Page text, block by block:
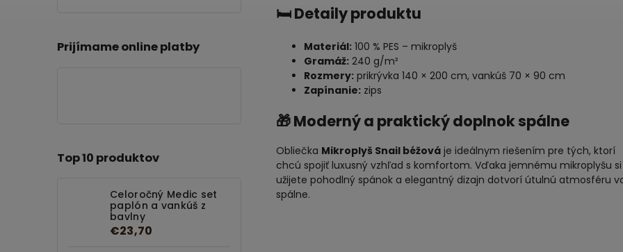
Prijímame online platby
Top 10 produktov
Celoročný Medic set
paplón a vankúš z
bavlny
€23,70
🛏 Detaily produktu
Materiál: 100 % PES – mikroplyš
Gramáž: 240 g/m²
Rozmery: prikrývka 140 × 200 cm, vankúš 70 × 90 cm
Zapínanie: zips
🎁 Moderný a praktický doplnok spálne
Obliečka Mikroplyš Snail béžová je ideálnym riešením pre tých, ktorí
chcú spojiť luxusný vzhľad s komfortom. Vďaka jemnému mikroplyšu si
užijete pohodlný spánok a elegantný dizajn dotvorí útulnú atmosféru
spálne.